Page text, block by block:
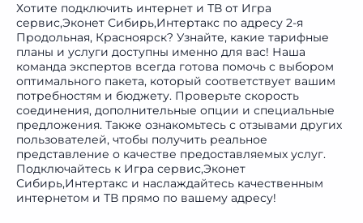
Хотите подключить интернет и ТВ от Игра
сервис,Эконет Сибирь,Интертакс по адресу 2-я
Продольная, Красноярск? Узнайте, какие тарифные
планы и услуги доступны именно для вас! Наша
команда экспертов всегда готова помочь с выбором
оптимального пакета, который соответствует вашим
потребностям и бюджету. Проверьте скорость
соединения, дополнительные опции и специальные
предложения. Также ознакомьтесь с отзывами других
пользователей, чтобы получить реальное
представление о качестве предоставляемых услуг.
Подключайтесь к Игра сервис,Эконет
Сибирь,Интертакс и наслаждайтесь качественным
интернетом и ТВ прямо по вашему адресу!